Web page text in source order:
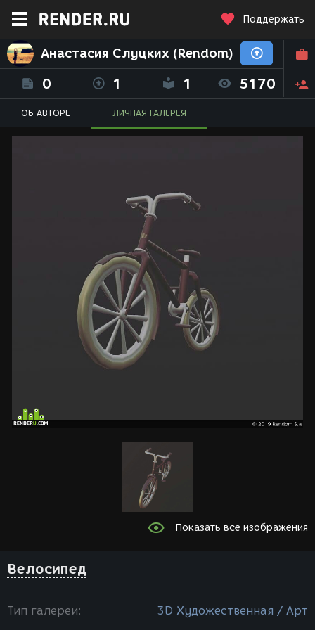
Поддержать
Анастасия Слуцких (Rendom)
0 1 1 5170
ОБ АВТОРЕ ЛИЧНАЯ ГАЛЕРЕЯ
Показать все изображения
Велосипед
Тип галереи: 3D Художественная / Арт